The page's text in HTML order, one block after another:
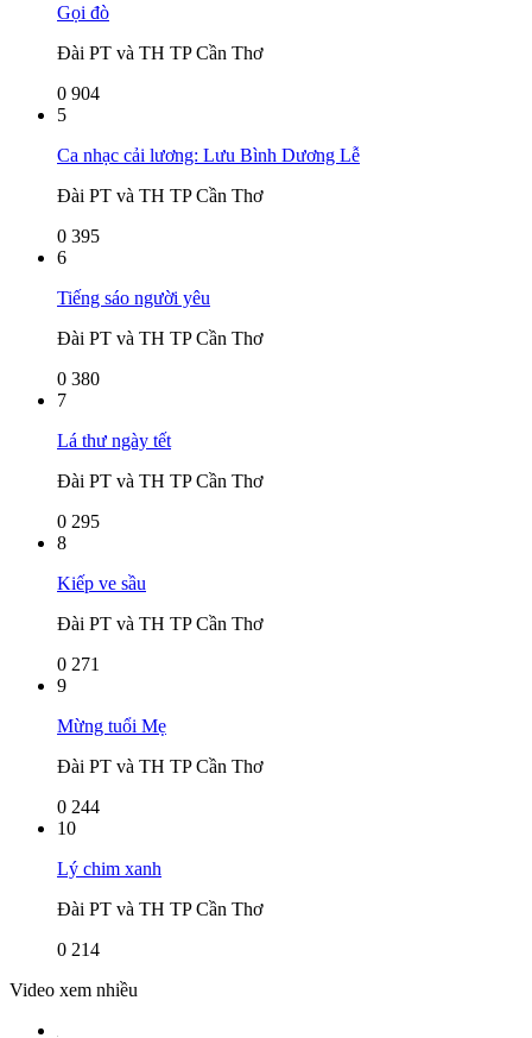
Gọi đò
Đài PT và TH TP Cần Thơ
0 904
5
Ca nhạc cải lương: Lưu Bình Dương Lễ
Đài PT và TH TP Cần Thơ
0 395
6
Tiếng sáo người yêu
Đài PT và TH TP Cần Thơ
0 380
7
Lá thư ngày tết
Đài PT và TH TP Cần Thơ
0 295
8
Kiếp ve sầu
Đài PT và TH TP Cần Thơ
0 271
9
Mừng tuổi Mẹ
Đài PT và TH TP Cần Thơ
0 244
10
Lý chim xanh
Đài PT và TH TP Cần Thơ
0 214
Video xem nhiều